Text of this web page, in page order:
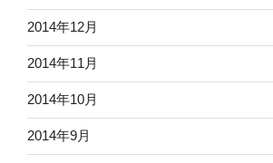
2014年12月
2014年11月
2014年10月
2014年9月